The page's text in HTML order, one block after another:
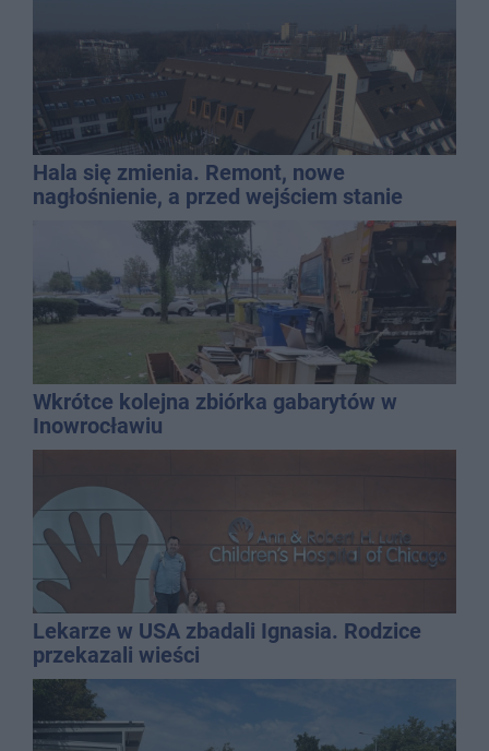
Hala się zmienia. Remont, nowe
nagłośnienie, a przed wejściem stanie
QEMETICA ARENA
Wkrótce kolejna zbiórka gabarytów w
Inowrocławiu
Lekarze w USA zbadali Ignasia. Rodzice
przekazali wieści